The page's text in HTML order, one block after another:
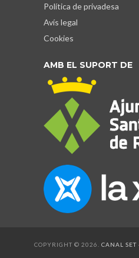
Política de privadesa
Avís legal
Cookies
AMB EL SUPORT DE
COPYRIGHT © 2026. CANAL SET